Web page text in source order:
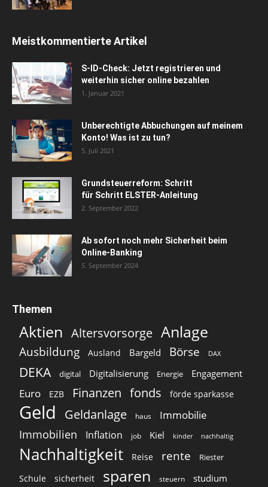
Meistkommentierte Artikel
S-ID-Check: Jetzt registrieren und
weiterhin sicher online bezahlen
1. Januar 2021
Unberechtigte Abbuchungen auf meinem
Konto! Was ist zu tun?
5. Juli 2021
Grundsteuerreform: Schritt
für Schritt ELSTER-Anleitung
2. September 2022
Ab sofort noch mehr Sicherheit beim
Online-Banking
5. September 2024
Themen
Aktien Altersvorsorge Anlage
Ausbildung Ausland Bargeld Börse DAX
DEKA digital Digitalisierung Energie Engagement
Euro EZB Finanzen fonds förde sparkasse
Geld Geldanlage haus Immobilie
Immobilien Inflation job Kiel kinder nachhaltig
Nachhaltigkeit Reise rente Riester
Schule sicherheit sparen steuern studium